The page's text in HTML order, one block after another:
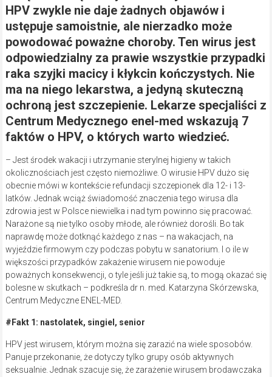
HPV zwykle nie daje żadnych objawów i
ustępuje samoistnie, ale nierzadko może
powodować poważne choroby. Ten wirus jest
odpowiedzialny za prawie wszystkie przypadki
raka szyjki macicy i kłykcin kończystych. Nie
ma na niego lekarstwa, a jedyną skuteczną
ochroną jest szczepienie. Lekarze specjaliści z
Centrum Medycznego enel-med wskazują 7
faktów o HPV, o których warto wiedzieć.
– Jest środek wakacji i utrzymanie sterylnej higieny w takich
okolicznościach jest często niemożliwe. O wirusie HPV dużo się
obecnie mówi w kontekście refundacji szczepionek dla 12- i 13-
latków. Jednak wciąż świadomość znaczenia tego wirusa dla
zdrowia jest w Polsce niewielka i nad tym powinno się pracować.
Narażone są nie tylko osoby młode, ale również dorośli. Bo tak
naprawdę może dotknąć każdego z nas – na wakacjach, na
wyjeździe firmowym czy podczas pobytu w sanatorium. I o ile w
większości przypadków zakażenie wirusem nie powoduje
poważnych konsekwencji, o tyle jeśli już takie są, to mogą okazać się
bolesne w skutkach – podkreśla dr n. med. Katarzyna Skórzewska,
Centrum Medyczne ENEL-MED.
#Fakt 1: nastolatek, singiel, senior
HPV jest wirusem, którym można się zarazić na wiele sposobów.
Panuje przekonanie, że dotyczy tylko grupy osób aktywnych
seksualnie. Jednak szacuje się, że zarażenie wirusem brodawczaka